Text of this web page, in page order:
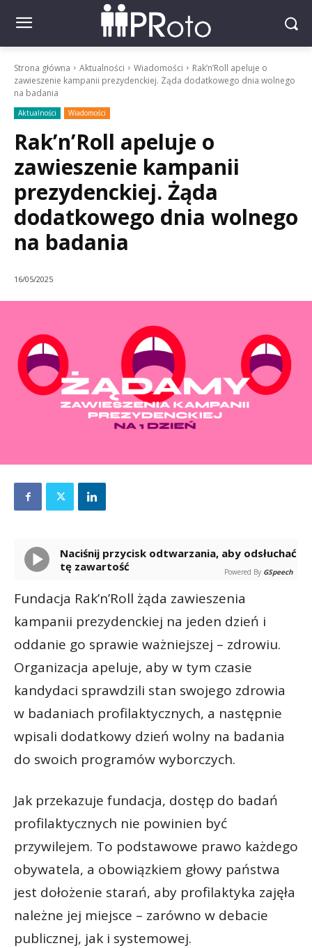
Strona główna Aktualności Wiadomości
Rak’n’Roll apeluje o
zawieszenie kampanii prezydenckiej. Żąda dodatkowego dnia wolnego
na badania
Aktualności Wiadomości
Rak’n’Roll apeluje o
zawieszenie kampanii
prezydenckiej. Żąda
dodatkowego dnia wolnego
na badania
16/05/2025
Naciśnij przycisk odtwarzania, aby odsłuchać
tę zawartość
Powered By GSpeech
Fundacja Rak’n’Roll żąda zawieszenia
kampanii prezydenckiej na jeden dzień i
oddanie go sprawie ważniejszej – zdrowiu.
Organizacja apeluje, aby w tym czasie
kandydaci sprawdzili stan swojego zdrowia
w badaniach profilaktycznych, a następnie
wpisali dodatkowy dzień wolny na badania
do swoich programów wyborczych.
Jak przekazuje fundacja, dostęp do badań
profilaktycznych nie powinien być
przywilejem. To podstawowe prawo każdego
obywatela, a obowiązkiem głowy państwa
jest dołożenie starań, aby profilaktyka zajęła
należne jej miejsce – zarówno w debacie
publicznej, jak i systemowej.